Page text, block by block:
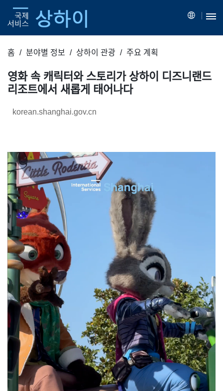
홈 분야별 정보 상하이 관광 주요 계획
영화 속 캐릭터와 스토리가 상하이 디즈니랜드
리조트에서 새롭게 태어나다
korean.shanghai.gov.cn